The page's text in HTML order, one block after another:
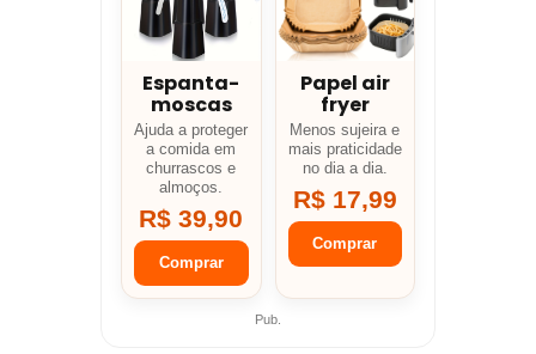
Espanta-
moscas
Ajuda a proteger
a comida em
churrascos e
almoços.
R$ 39,90
Comprar
Papel air
fryer
Menos sujeira e
mais praticidade
no dia a dia.
R$ 17,99
Comprar
Pub.